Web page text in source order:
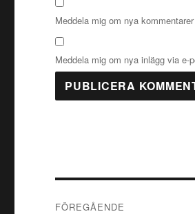
Meddela mig om nya
Meddela mig om nya inlägg via e-
FÖREGÅENDE